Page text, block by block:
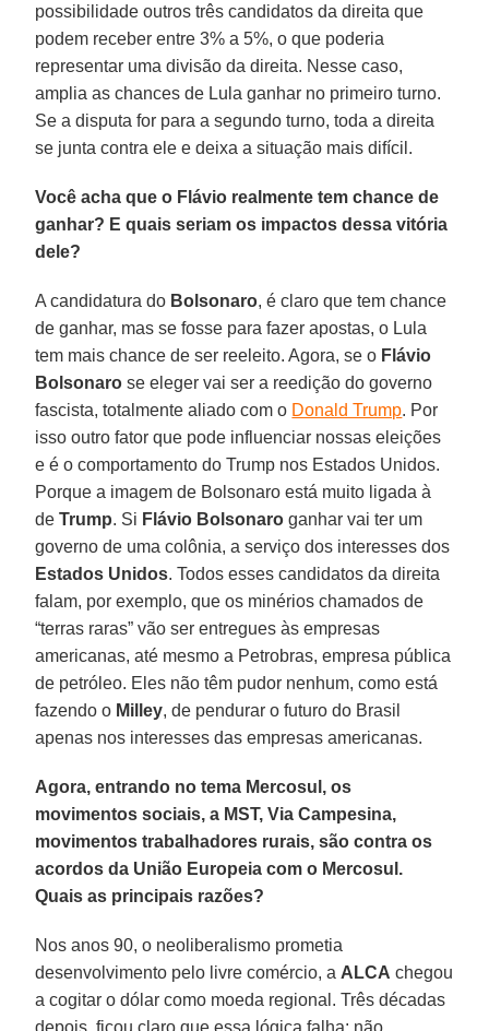
possibilidade outros três candidatos da direita que
podem receber entre 3% a 5%, o que poderia
representar uma divisão da direita. Nesse caso,
amplia as chances de Lula ganhar no primeiro turno.
Se a disputa for para a segundo turno, toda a direita
se junta contra ele e deixa a situação mais difícil.
Você acha que o Flávio realmente tem chance de
ganhar? E quais seriam os impactos dessa vitória
dele?
A candidatura do Bolsonaro, é claro que tem chance
de ganhar, mas se fosse para fazer apostas, o Lula
tem mais chance de ser reeleito. Agora, se o Flávio
Bolsonaro se eleger vai ser a reedição do governo
fascista, totalmente aliado com o Donald Trump. Por
isso outro fator que pode influenciar nossas eleições
e é o comportamento do Trump nos Estados Unidos.
Porque a imagem de Bolsonaro está muito ligada à
deTrump. Si Flávio Bolsonaro ganhar vai ter um
governo de uma colônia, a serviço dos interesses dos
Estados Unidos. Todos esses candidatos da direita
falam, por exemplo, que os minérios chamados de
“terras raras” vão ser entregues às empresas
americanas, até mesmo a Petrobras, empresa pública
de petróleo. Eles não têm pudor nenhum, como está
fazendo o Milley, de pendurar o futuro do Brasil
apenas nos interesses das empresas americanas.
Agora, entrando no tema Mercosul, os
movimentos sociais, a MST, Via Campesina,
movimentos trabalhadores rurais, são contra os
acordos da União Europeia com o Mercosul.
Quais as principais razões?
Nos anos 90, o neoliberalismo prometia
desenvolvimento pelo livre comércio, a ALCA chegou
a cogitar o dólar como moeda regional. Três décadas
depois, ficou claro que essa lógica falha: não